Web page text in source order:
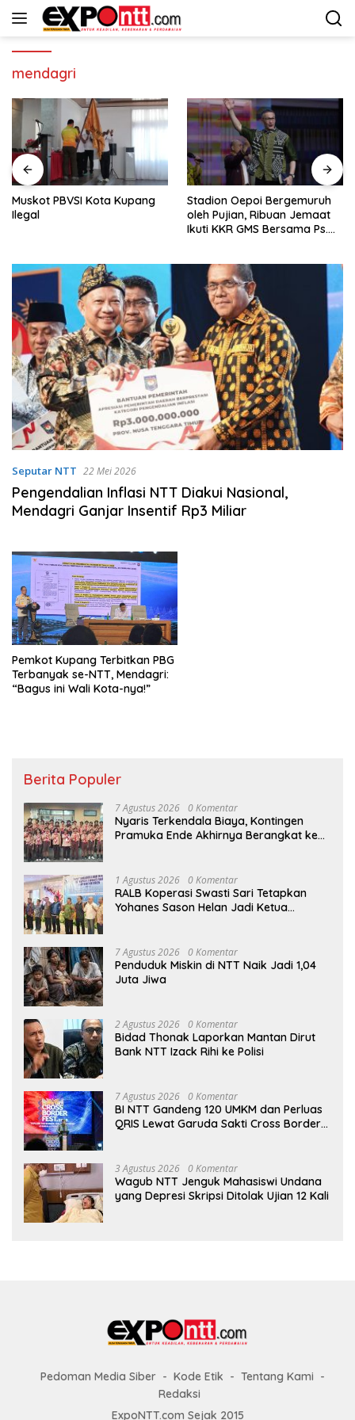
Langsung
mendagri
PBVSI Kota Kupang
Stadion Oepoi Bergemuruh
oleh Pujian, Ribuan Jemaat
Ikuti KKR GMS Bersama Ps.
Seputar NTT 22 Mei 2026
Pengendalian Inflasi NTT Diakui Nasional,
Mendagri Ganjar Insentif Rp3 Miliar
Pemkot Kupang Terbitkan PBG
Terbanyak se-NTT, Mendagri:
“Bagus ini Wali Kota-nya!”
Berita Populer
7 Agustus 2026 0 Komentar
Nyaris Terkendala Biaya, Kontingen
Pramuka Ende Akhirnya Berangkat ke
1 Agustus 2026 0 Komentar
RALB Koperasi Swasti Sari Tetapkan
Yohanes Sason Helan Jadi Ketua
7 Agustus 2026 0 Komentar
Penduduk Miskin di NTT Naik Jadi 1,04
Juta Jiwa
2 Agustus 2026 0 Komentar
Bidad Thonak Laporkan Mantan Dirut
Bank NTT Izack Rihi ke Polisi
7 Agustus 2026 0 Komentar
BI NTT Gandeng 120 UMKM dan Perluas
QRIS Lewat Garuda Sakti Cross Border
3 Agustus 2026 0 Komentar
Wagub NTT Jenguk Mahasiswi Undana
yang Depresi Skripsi Ditolak Ujian 12 Kali
Pedoman Media Siber Kode Etik
Tentang Kami
Redaksi
ExpoNTT.com Sejak 2015